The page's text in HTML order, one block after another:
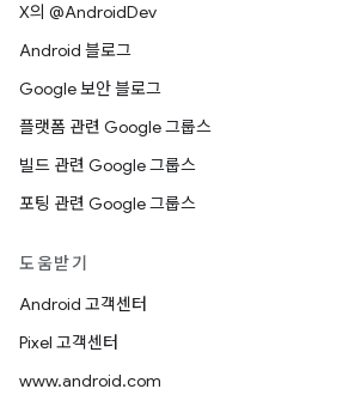
X의 @AndroidDev
Android 블로그
Google 보안 블로그
플랫폼 관련 Google 그룹스
빌드 관련 Google 그룹스
포팅 관련 Google 그룹스
도움받기
Android 고객센터
Pixel 고객센터
www.android.com